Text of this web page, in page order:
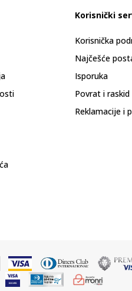
Korisnički
Korisnička
Najčešće
Isporuka
Povrat i
Reklamacije i